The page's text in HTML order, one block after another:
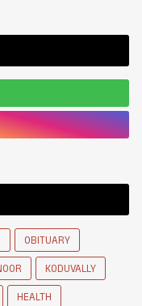
OBITUARY
KODUVALLY
HEALTH